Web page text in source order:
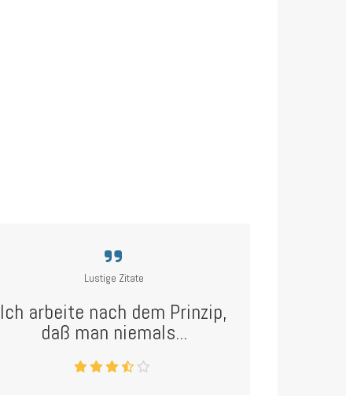
Lustige Zitate
Ich arbeite nach dem Prinzip,
daß man niemals...